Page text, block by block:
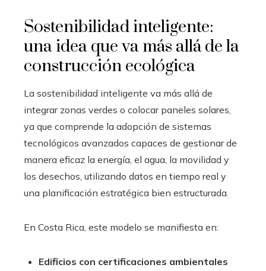
Sostenibilidad inteligente:
una idea que va más allá de la
construcción ecológica
La sostenibilidad inteligente va más allá de
integrar zonas verdes o colocar paneles solares,
ya que comprende la adopción de sistemas
tecnológicos avanzados capaces de gestionar de
manera eficaz la energía, el agua, la movilidad y
los desechos, utilizando datos en tiempo real y
una planificación estratégica bien estructurada.
En Costa Rica, este modelo se manifiesta en:
Edificios con certificaciones ambientales